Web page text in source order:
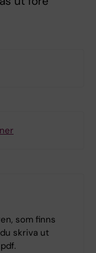
som finns
skriva ut